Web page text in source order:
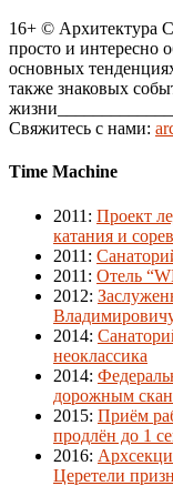
16+ © Архитектура
просто и интересно
основных
также знаковых
Свяжитесь с нами:
Time Machine
2011 : Проект
катания и
2011 :
2011 : Отель
2012:
2014:
неоклассика
2014:
дорожным
2015: Приём
продлён до 1
2016:
Церетели